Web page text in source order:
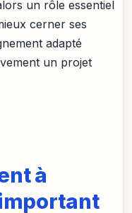
un rôle essentiel
cerner ses
adapté
un projet
à